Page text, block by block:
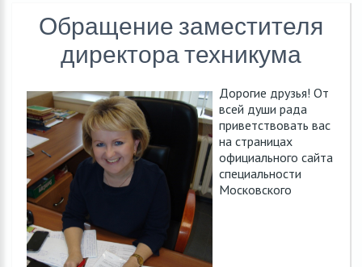
Обращение заместителя
директора техникума
Дорогие друзья! От
всей души рада
приветствовать вас
на страницах
официального сайта
специальности
Московского